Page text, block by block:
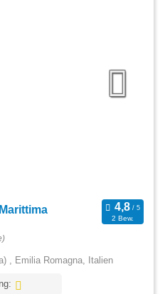
2 Bew.
, Emilia Romagna, Italien